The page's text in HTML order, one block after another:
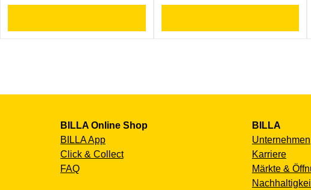
BILLA Online Shop
BILLA App
Click & Collect
FAQ
BILLA
Unternehmen
Karriere
Märkte &